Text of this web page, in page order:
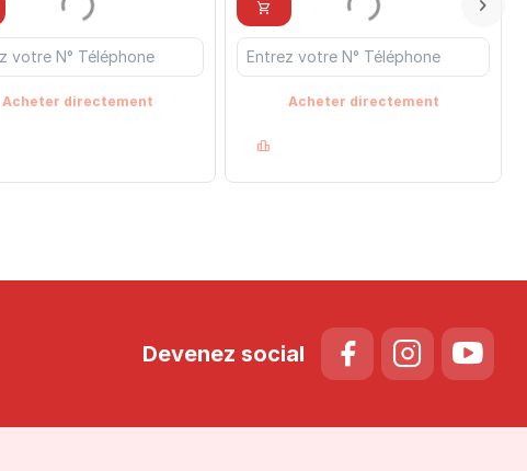
Acheter directement Acheter directement
Devenez social